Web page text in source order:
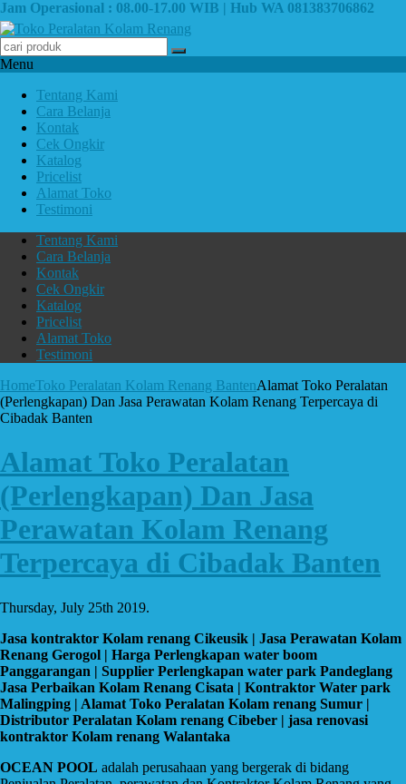
Jam Operasional : 08.00-17.00 WIB | Hub WA 081383706862
Menu
Tentang Kami
Cara Belanja
Kontak
Cek Ongkir
Katalog
Pricelist
Alamat Toko
Testimoni
Tentang Kami
Cara Belanja
Kontak
Cek Ongkir
Katalog
Pricelist
Alamat Toko
Testimoni
HomeToko Peralatan Kolam Renang BantenAlamat Toko Peralatan
(Perlengkapan) Dan Jasa Perawatan Kolam Renang Terpercaya di
Cibadak Banten
Alamat Toko Peralatan
(Perlengkapan) Dan Jasa
Perawatan Kolam Renang
Terpercaya di Cibadak Banten
Thursday, July 25th 2019.
Jasa kontraktor Kolam renang Cikeusik | Jasa Perawatan Kolam
Renang Gerogol | Harga Perlengkapan water boom
Panggarangan | Supplier Perlengkapan water park Pandeglang
Jasa Perbaikan Kolam Renang Cisata | Kontraktor Water park
Malingping | Alamat Toko Peralatan Kolam renang Sumur |
Distributor Peralatan Kolam renang Cibeber | jasa renovasi
kontraktor Kolam renang Walantaka
OCEAN POOL adalah perusahaan yang bergerak di bidang